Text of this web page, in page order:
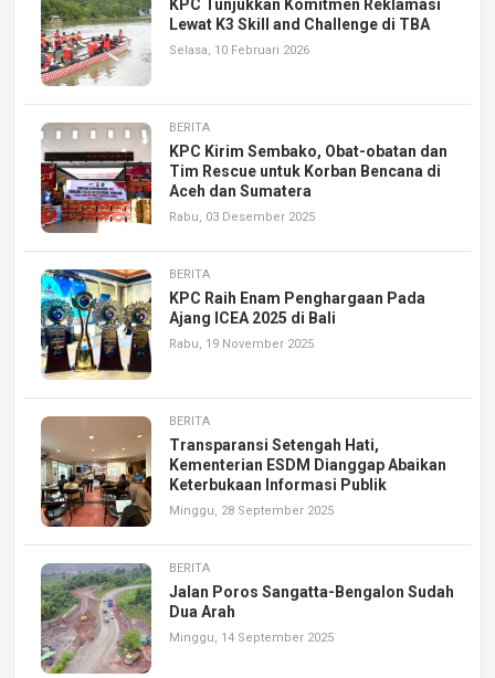
KPC Tunjukkan Komitmen Reklamasi
Lewat K3 Skill and Challenge di TBA
Selasa, 10 Februari 2026
BERITA
KPC Kirim Sembako, Obat-obatan dan
Tim Rescue untuk Korban Bencana di
Aceh dan Sumatera
Rabu, 03 Desember 2025
BERITA
KPC Raih Enam Penghargaan Pada
Ajang ICEA 2025 di Bali
Rabu, 19 November 2025
BERITA
Transparansi Setengah Hati,
Kementerian ESDM Dianggap Abaikan
Keterbukaan Informasi Publik
Minggu, 28 September 2025
BERITA
Jalan Poros Sangatta-Bengalon Sudah
Dua Arah
Minggu, 14 September 2025